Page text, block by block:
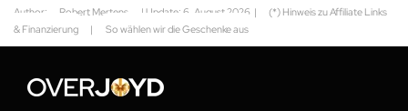
Author: Robert Mertens | Update: 6. August 2026 |
(*) Hinweis zu Affiliate Links
& Finanzierung
| So wählen wir die Geschenke aus